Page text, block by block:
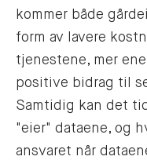
kommer både
form av lavere
tjenestene, mer
positive bidrag til
Samtidig kan det
"eier" dataene, og
ansvaret når